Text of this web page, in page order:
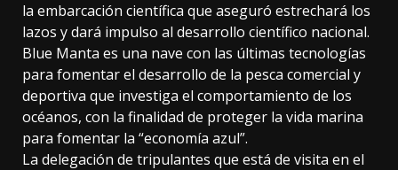
la embarcación científica que aseguró estrechará los
lazos y dará impulso al desarrollo científico nacional.
Blue Manta es una nave con las últimas tecnologías
para fomentar el desarrollo de la pesca comercial y
deportiva que investiga el comportamiento de los
océanos, con la finalidad de proteger la vida marina
para fomentar la “economía azul”.
La delegación de tripulantes que está de visita en el